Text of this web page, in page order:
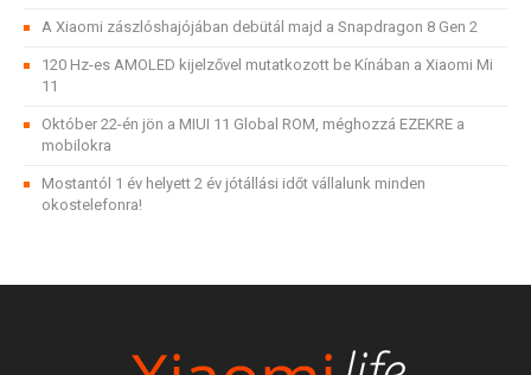
A Xiaomi zászlóshajójában debütál majd a Snapdragon 8 Gen 2
120 Hz-es AMOLED kijelzővel mutatkozott be Kínában a Xiaomi Mi
11
Október 22-én jön a MIUI 11 Global ROM, méghozzá EZEKRE a
mobilokra
Mostantól 1 év helyett 2 év jótállási időt vállalunk minden
okostelefonra!